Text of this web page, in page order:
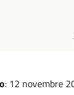
: 12 novembre